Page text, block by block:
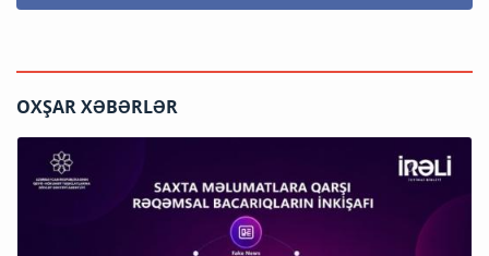
OXŞAR XƏBƏRLƏR